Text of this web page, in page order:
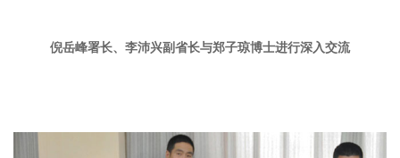
倪岳峰署长、李沛兴副省长与郑子琼博士进行深入交流